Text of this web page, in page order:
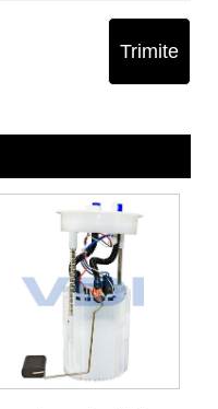
Trimite